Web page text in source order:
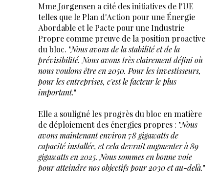
Mme Jørgensen a cité des initiatives de l'UE
telles que le Plan d'Action pour une Énergie
Abordable et le Pacte pour une Industrie
Propre comme preuve de la position proactive
du bloc. "Nous avons de la stabilité et de la
prévisibilité. Nous avons très clairement défini où
nous voulons être en 2050. Pour les investisseurs,
pour les entreprises, c'est le facteur le plus
important."
Elle a souligné les progrès du bloc en matière
de déploiement des énergies propres : "Nous
avons maintenant environ 78 gigawatts de
capacité installée, et cela devrait augmenter à 89
gigawatts en 2025. Nous sommes en bonne voie
pour atteindre nos objectifs pour 2030 et au-delà."